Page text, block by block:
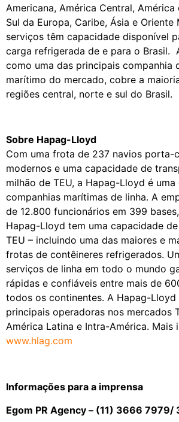
Americana, América Central,
Sul da Europa, Caribe, Ásia e Oriente
serviços têm capacidade disponível
carga refrigerada de e para o Brasil.
como uma das principais companhia
marítimo do mercado, cobre a
regiões central, norte e sul do Brasil.
Sobre Hapag-Lloyd
Com uma frota de 237 navios porta-
modernos e uma capacidade de
milhão de TEU, a Hapag-Lloyd é
companhias marítimas de linha. A
de 12.800 funcionários em 399
Hapag-Lloyd tem uma capacidade
TEU – incluindo uma das maiores e
frotas de contêineres refrigerados.
serviços de linha em todo o mundo
rápidas e confiáveis entre mais de
todos os continentes. A Hapag-Lloyd
principais operadoras nos mercados
América Latina e Intra-América. Mais
www.hlag.com
Informações para a imprensa
Egom PR Agency – (11) 3666 7979/